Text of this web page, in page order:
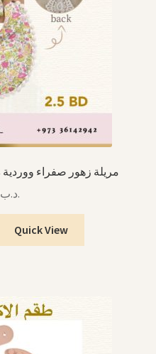
Bib Yellow and Pink Roses مريلة زهور صفراء ووردية
.د.ب
Quick View